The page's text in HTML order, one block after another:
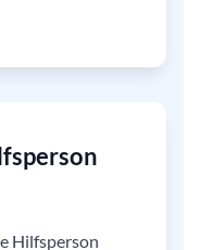
Hilfsperson